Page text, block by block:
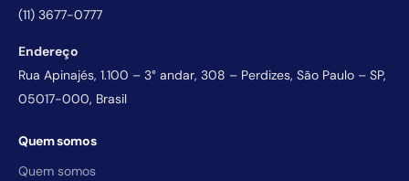
(11) 3677-0777
Endereço
Rua Apinajés, 1.100 – 3° andar, 308 – Perdizes, São Paulo – SP,
05017-000, Brasil
Quem somos
Quem somos